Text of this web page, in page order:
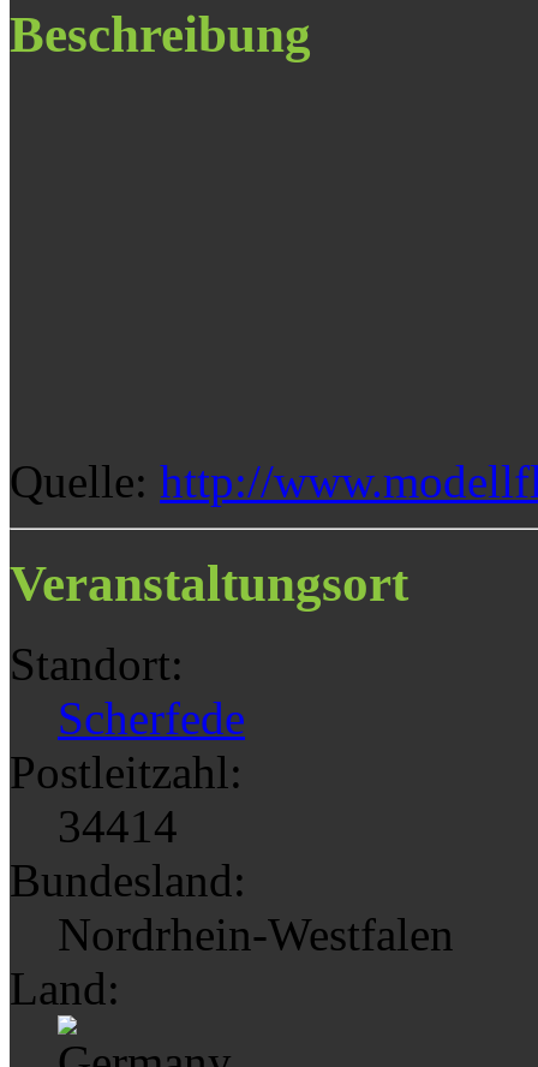
Beschreibung
Quelle: http://
Veranstaltungsort
Standort:
Scherfede
Postleitzahl:
34414
Bundesland:
Nordrhein-Westfalen
Land: